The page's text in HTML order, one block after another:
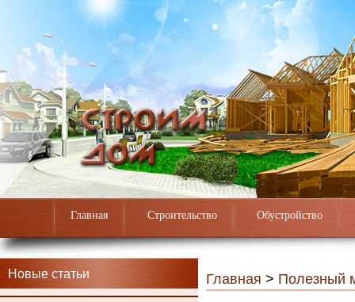
Главная Строительство Обустройство
Новые статьи Главная > Полезный